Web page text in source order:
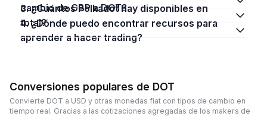
cambio de GBP a DOT?
3. ¿Cuántos Polkadot hay disponibles en
total?
4. ¿Dónde puedo encontrar recursos para
aprender a hacer trading?
Conversiones populares de DOT
Convierte DOT a USD y otras monedas fiat con tipos de cambio en
tiempo real. Gracias a las cotizaciones agregadas de los makers de